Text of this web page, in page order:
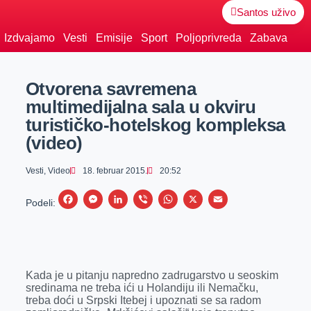
Santos uživo
Izdvajamo Vesti Emisije Sport Poljoprivreda Zabava
Otvorena savremena
multimedijalna sala u okviru
turističko-hotelskog kompleksa
(video)
Vesti, Video 18. februar 2015. 20:52
Podeli:
F
b
o
M
e
n
L
e
d
V
r
W
s
A
X
E
l
Kada je u pitanju napredno zadrugarstvo u seoskim
sredinama ne treba ići u Holandiju ili Nemačku,
treba doći u Srpski Itebej i upoznati se sa radom